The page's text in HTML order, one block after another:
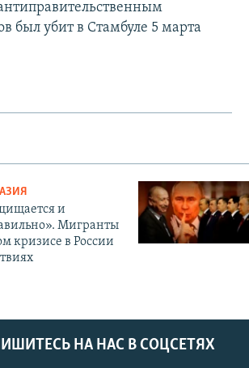
был убит в Стамбуле 5 марта
и
Мигранты
кризисе в России
НА НАС В СОЦСЕТЯХ